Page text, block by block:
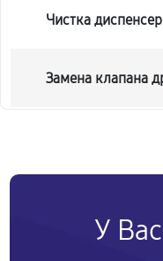
Чистка
Замена клапана
У